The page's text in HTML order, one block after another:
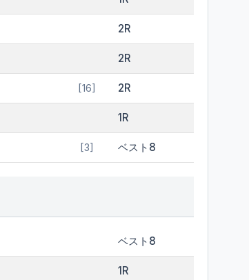
2R
2R
[16] 2R
1R
[3] ベスト8
ベスト8
1R